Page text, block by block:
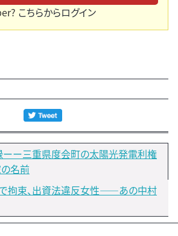
こちらからログイン
ー三重県度会町の太陽光発電利権
名前
拘束、出資法違反女性――あの中村